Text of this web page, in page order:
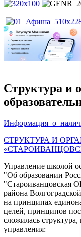
Структура и
СТРУКТУРА И
Управление школой
"Об образовании
"Староиванцовская
района
на принципах
целей, принципов
сложилась
управления: